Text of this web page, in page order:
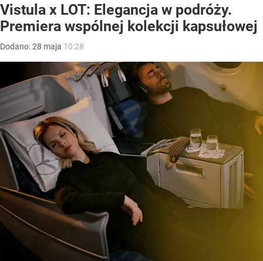
Vistula x LOT: Elegancja w podróży.
Premiera wspólnej kolekcji kapsułowej
Dodano:28 maja 10:28